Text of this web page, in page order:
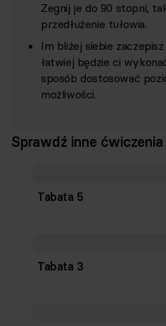
Zegnij je do 90 stopni,
przedłużenie tułowia.
Im bliżej siebie
łatwiej będzie ci
sposób dostosować
możliwości.
Sprawdź inne ćwiczenia
Tabata 5
Tabata 3